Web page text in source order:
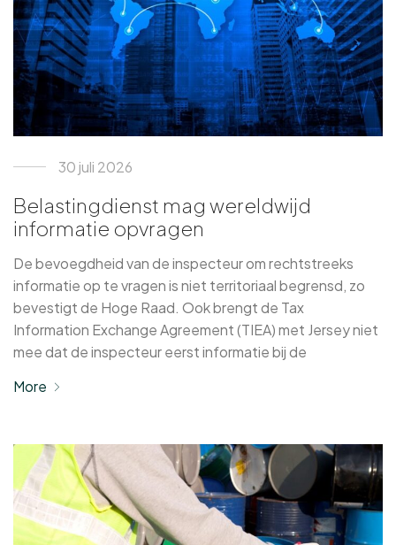
30 juli 2026
Belastingdienst mag wereldwijd
informatie opvragen
De bevoegdheid van de inspecteur om rechtstreeks
informatie op te vragen is niet territoriaal begrensd, zo
bevestigt de Hoge Raad. Ook brengt de Tax
Information Exchange Agreement (TIEA) met Jersey niet
mee dat de inspecteur eerst informatie bij de
More